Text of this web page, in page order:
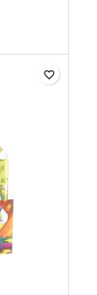
favorite_border